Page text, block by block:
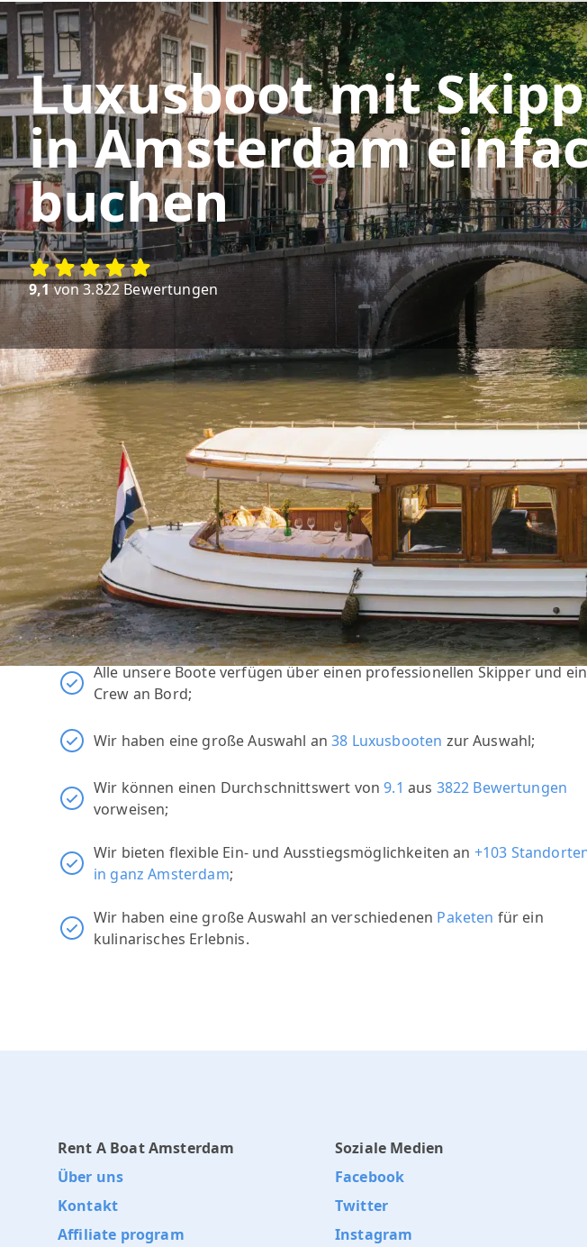
Luxusboot mit
in Amsterdam
buchen
9,1von 3.822 Bewertungen
Interessiert an einer Bootsmiete in
Wir bieten die hochwertigsten Boote zum besten Preisin Amsterdam;
Alle unsere Boote verfügen über einen professionellen Skipper und
Crew an Bord;
Wir haben eine große Auswahl an38 Luxusbooten zur Auswahl;
Wir können einen Durchschnittswert von9.1 aus 3822 Bewertungen
vorweisen;
Wir bieten flexible Ein- und Ausstiegsmöglichkeiten an +103
in ganz Amsterdam;
Wir haben eine große Auswahl an verschiedenen Paketen für ein
kulinarisches Erlebnis.
Rent A Boat Amsterdam
Über uns
Kontakt
Affiliate program
Soziale Medien
Facebook
Twitter
Instagram